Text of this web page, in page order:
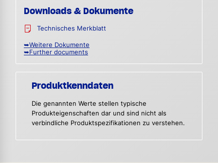
Downloads & Dokumente
Technisches Merkblatt
➥Weitere Dokumente
➥Further documents
Produktkenndaten
Die genannten Werte stellen typische
Produkteigenschaften dar und sind nicht als
verbindliche Produktspezifikationen zu verstehen.